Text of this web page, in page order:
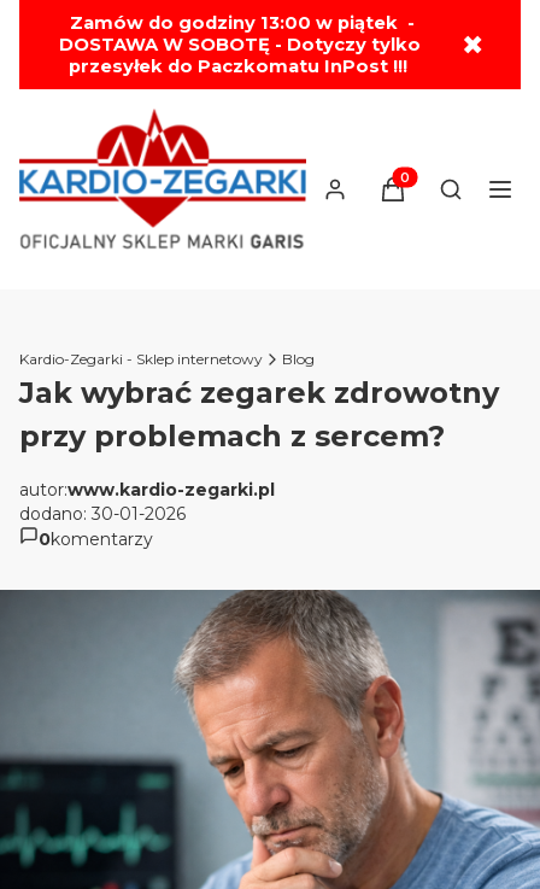
Zamów do godziny 13:00 w piątek -
DOSTAWA W SOBOTĘ - Dotyczy tylko
przesyłek do Paczkomatu InPost !!!
🚚 DARMOWA WYSYŁKA OD 199 ZŁ!!!
✖
Produkty w
Otwórz
Kardio-Zegarki - Sklep internetowy Blog
Jak wybrać zegarek zdrowotny
przy problemach z sercem?
autor:www.kardio-zegarki.pl
dodano: 30-01-2026
0komentarzy